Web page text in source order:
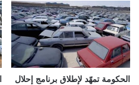
الحكومة تمهّد لإطلاق برنامج إحلال